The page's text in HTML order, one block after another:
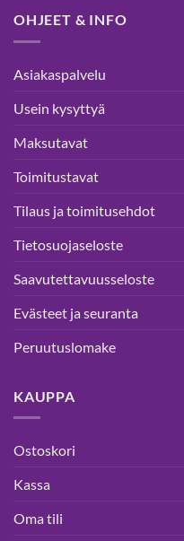
OHJEET & INFO
Asiakaspalvelu
Usein kysyttyä
Maksutavat
Toimitustavat
Tilaus ja toimitusehdot
Tietosuojaseloste
Saavutettavuusseloste
Evästeet ja seuranta
Peruutuslomake
KAUPPA
Ostoskori
Kassa
Oma tili